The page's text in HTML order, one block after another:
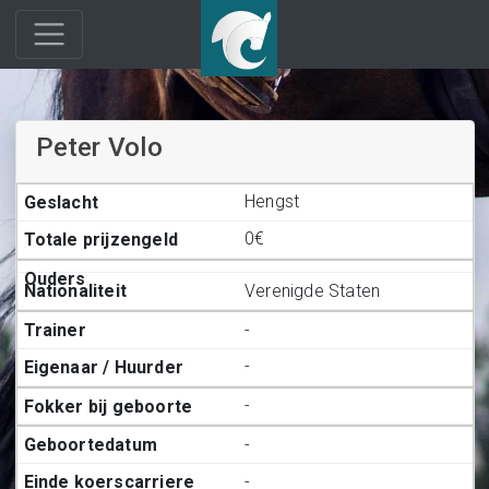
Peter Volo
Hengst
0€
Verenigde Staten
-
-
-
-
-